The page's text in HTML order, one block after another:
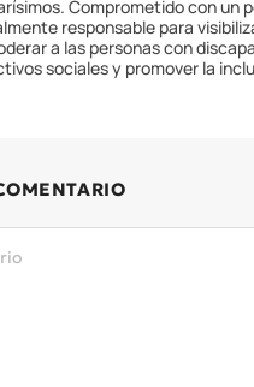
Comprometido con un
responsable para
a las personas con
sociales y promover la